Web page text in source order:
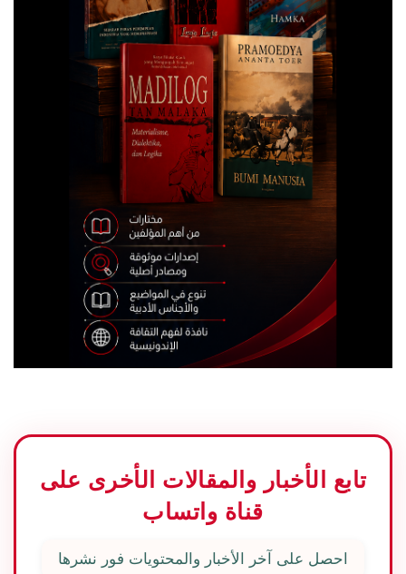
تابع الأخبار والمقالات الأخرى على
قناة واتساب
احصل على آخر الأخبار والمحتويات فور نشرها